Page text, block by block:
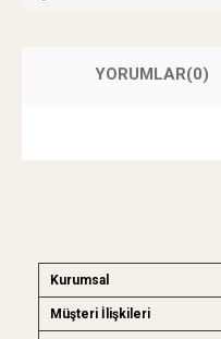
YORUMLAR(0)
Kurumsal
Müşteri İlişkileri